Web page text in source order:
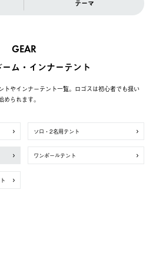
テーマ
GEAR
ム・インナーテント
トやインナーテント一覧。ロゴスは初心者でも扱い
られます。
ソロ・2名用テント
ワンポールテント